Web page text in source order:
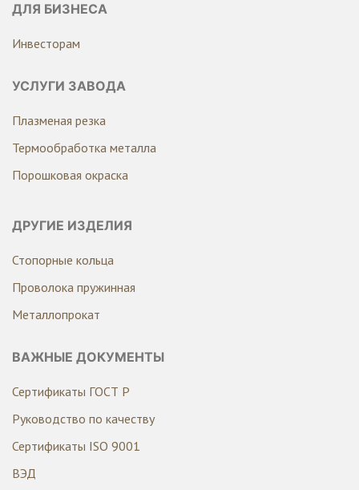
ДЛЯ БИЗНЕСА
Инвесторам
УСЛУГИ ЗАВОДА
Плазменая резка
Термообработка металла
Порошковая окраска
ДРУГИЕ ИЗДЕЛИЯ
Стопорные кольца
Проволока пружинная
Металлопрокат
ВАЖНЫЕ ДОКУМЕНТЫ
Сертификаты ГОСТ Р
Руководство по качеству
Сертификаты ISO 9001
ВЭД